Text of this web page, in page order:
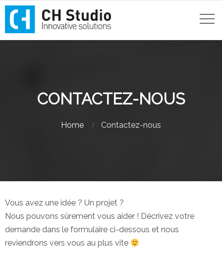
CONTACTEZ-NOUS
Home Contactez-nous
Vous avez une idée ? Un projet ?
Nous pouvons sûrement vous aider ! Décrivez votre
demande dans le formulaire ci-dessous et nous
reviendrons vers vous au plus vite